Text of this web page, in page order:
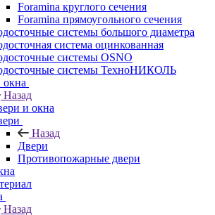
Foramina круглого сечения
Foramina прямоугольного сечения
системы большого диаметра
система оцинкованная
системы OSNO
системы ТехноНИКОЛЬ
окна
Назад
и окна
Назад
Двери
Противопожарные двери
Назад